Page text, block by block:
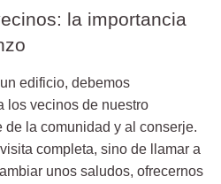
la importancia
edificio, debemos
los vecinos de nuestro
la comunidad y al conserje.
completa, sino de llamar a
unos saludos, ofrecernos